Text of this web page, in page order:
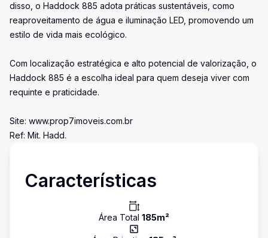
disso, o Haddock 885 adota práticas sustentáveis, como
reaproveitamento de água e iluminação LED, promovendo um
estilo de vida mais ecológico.
Com localização estratégica e alto potencial de valorização, o
Haddock 885 é a escolha ideal para quem deseja viver com
requinte e praticidade.
Site: www.prop7imoveis.com.br
Ref: Mit. Hadd.
Características
Área Total 185m²